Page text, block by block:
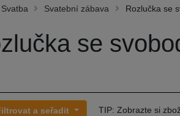
Svatba Svatební zábava Rozlučka se
se
a seřadit TIP: Zobrazte si